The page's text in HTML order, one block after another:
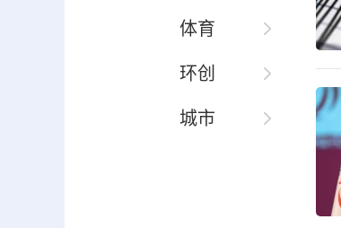
体育
环创
城市